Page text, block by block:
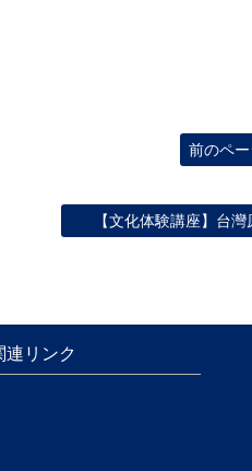
前のペ
【文化体験講座】台
連リンク